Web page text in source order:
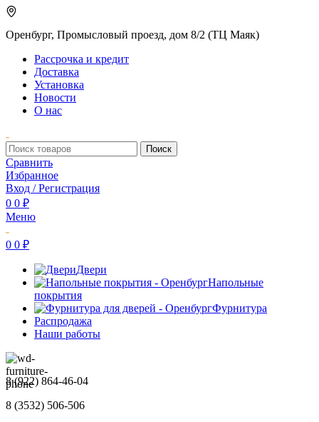
Оренбург, Промысловый проезд, дом 8/2 (ТЦ Маяк)
Рассрочка и кредит
Доставка
Установка
Новости
О нас
Поиск
Сравнить
Избранное
Вход / Регистрация
0 0 ₽
Меню
0 0 ₽
Двери
Напольные
покрытия
Фурнитура
Распродажа
Наши работы
8 (922) 864-46-04
8 (3532) 506-506